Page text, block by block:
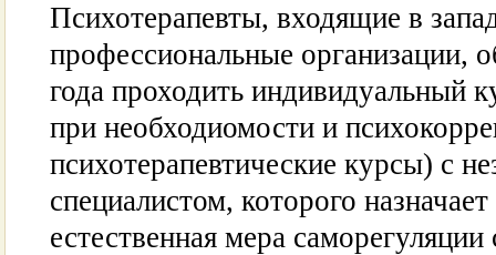
Психотерапевты, входящие в
профессиональные организации,
года проходить индивидуальный
при необходиомости и
психотерапевтические курсы) с
специалистом, которого
естественная мера